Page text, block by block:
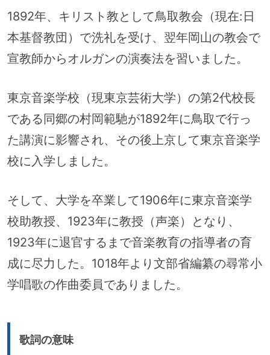
1892年、キリスト教として鳥取教会（現在:日
本基督教団）で洗礼を受け、翌年岡山の教会で
宣教師からオルガンの演奏法を習いました。
東京音楽学校（現東京芸術大学）の第2代校長
である同郷の村岡範馳が1892年に鳥取で行っ
た講演に影響され、その後上京して東京音楽学
校に入学しました。
そして、大学を卒業して1906年に東京音楽学
校助教授、1923年に教授（声楽）となり、
1923年に退官するまで音楽教育の指導者の育
成に尽力した。1018年より文部省編纂の尋常小
学唱歌の作曲委員でありました。
歌詞の意味